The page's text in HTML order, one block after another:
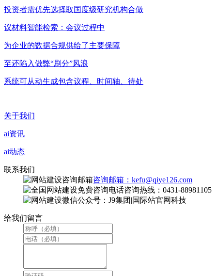
投资者需优先选择取国度级研究机构合做
议材料智能检索：会议过程中
为企业的数据合规供给了主要保障
至还陷入做弊“刷分”风浪
系统可从动生成包含议程、时间轴、待处
关于我们
ai资讯
ai动态
联系我们
咨询邮箱：kefu@qiye126.com
咨询热线：0431-88981105
微信公众号：J9集团|国际站官网科技
给我们留言